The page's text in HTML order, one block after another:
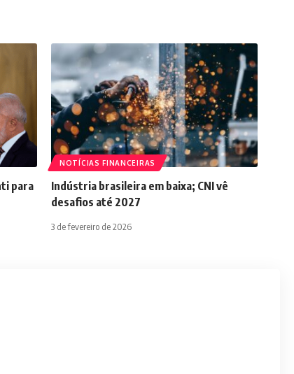
para
NOTÍCIAS FINANCEIRAS
Indústria brasileira em baixa; CNI vê
desafios até 2027
3 de fevereiro de 2026